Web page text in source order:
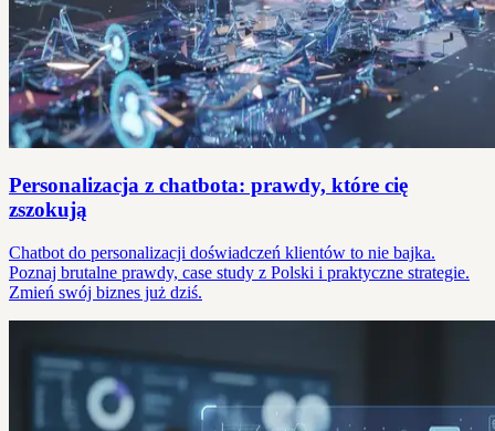
Personalizacja z chatbota: prawdy, które cię
zszokują
Chatbot do personalizacji doświadczeń klientów to nie bajka.
Poznaj brutalne prawdy, case study z Polski i praktyczne strategie.
Zmień swój biznes już dziś.